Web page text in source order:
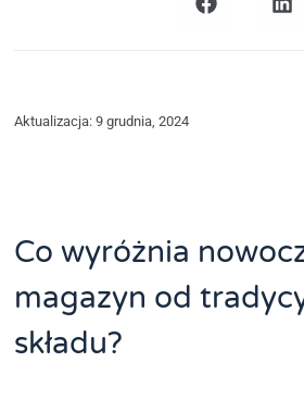
Aktualizacja: 9 grudnia, 2024
Co wyróżnia
magazyn od
składu?